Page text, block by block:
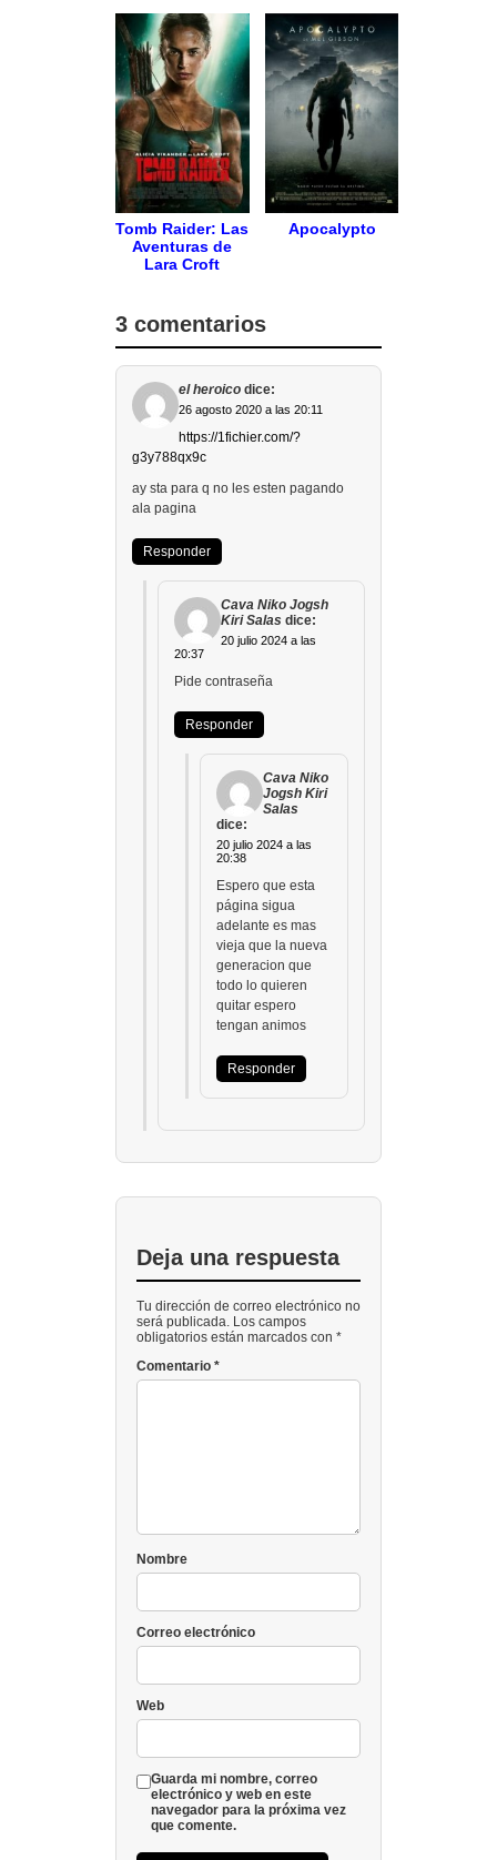
Tomb Raider: Las
Aventuras de
Lara Croft
Apocalypto
3 comentarios
el heroico dice:
26 agosto 2020 a las 20:11
https://1fichier.com/?
g3y788qx9c
ay sta para q no les esten pagando
ala pagina
Responder
Cava Niko Jogsh
Kiri Salas dice:
20 julio 2024 a las
20:37
Pide contraseña
Responder
Cava Niko
Jogsh Kiri
Salas
dice:
20 julio 2024 a las
20:38
Espero que esta
página sigua
adelante es mas
vieja que la nueva
generacion que
todo lo quieren
quitar espero
tengan animos
Responder
Deja una respuesta
Tu dirección de correo electrónico no
será publicada. Los campos
obligatorios están marcados con *
Comentario *
Nombre
Correo electrónico
Web
Guarda mi nombre, correo
electrónico y web en este
navegador para la próxima vez
que comente.